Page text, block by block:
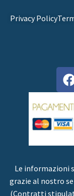
Privacy Policy
Le informazioni
grazie al nostro
(Contratti stipulati